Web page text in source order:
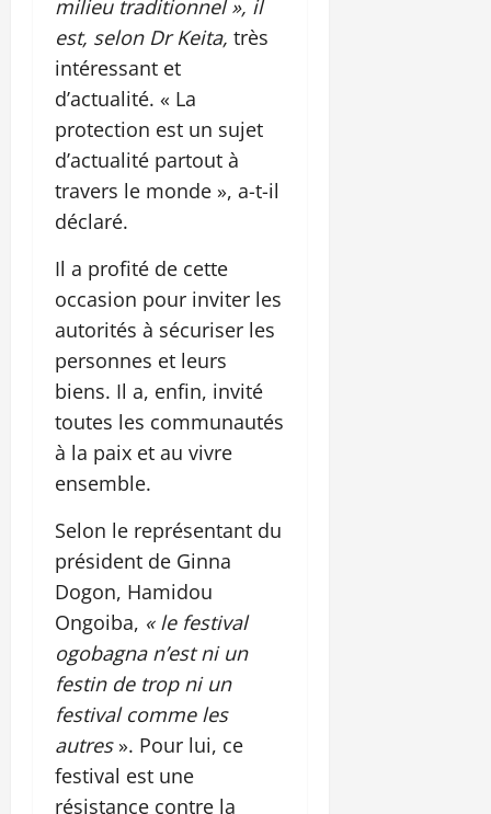
milieu traditionnel », il
est, selon Dr Keita, très
intéressant et
d’actualité. « La
protection est un sujet
d’actualité partout à
travers le monde », a-t-il
déclaré.
Il a profité de cette
occasion pour inviter les
autorités à sécuriser les
personnes et leurs
biens. Il a, enfin, invité
toutes les communautés
à la paix et au vivre
ensemble.
Selon le représentant du
président de Ginna
Dogon, Hamidou
Ongoiba, « le festival
ogobagna n’est ni un
festin de trop ni un
festival comme les
autres». Pour lui, ce
festival est une
résistance contre la